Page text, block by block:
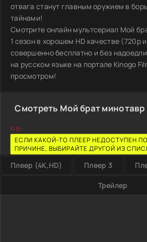
отвага станут главным оружием в
тайнами!
Смотрите онлайн мультсериал Мой
1 сезон в хорошем HD качестве (720p
совершенно бесплатно и без
на русском языке на портале Kinogo
просмотром!
Смотреть Мой брат
!!!!:
ЕСЛИ КАКОЙ-ТО ПЛЕЕР НЕДОСТУПЕН
ПРИЧИНЕ, ВЫБИРАЙТЕ ДРУГОЙ ИЗ
Плеер (4K,HD) Плеер 3
Трейлер